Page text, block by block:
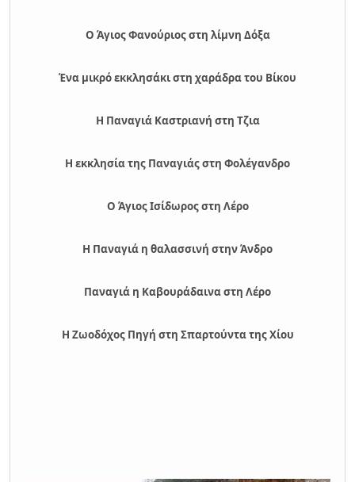
Ο Άγιος Φανούριος στη λίμνη Δόξα
Ένα μικρό εκκλησάκι στη χαράδρα του Βίκου
Η Παναγιά Καστριανή στη Τζια
Η εκκλησία της Παναγιάς στη Φολέγανδρο
Ο Άγιος Ισίδωρος στη Λέρο
Η Παναγιά η θαλασσινή στην Άνδρο
Παναγιά η Καβουράδαινα στη Λέρο
Η Ζωοδόχος Πηγή στη Σπαρτούντα της Χίου